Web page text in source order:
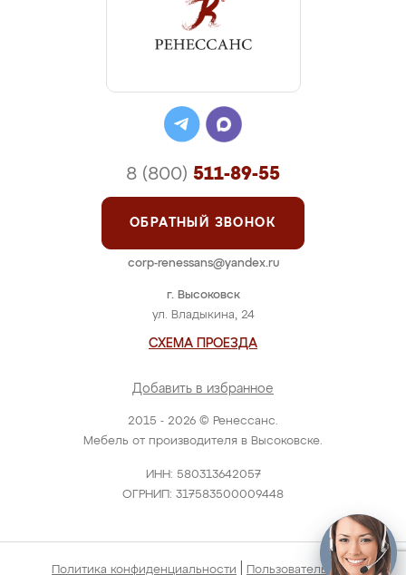
2015 - 2026 © Ренессанс.
Мебель от производителя в Высоковске.
ИНН: 580313642057
ОГРНИП: 317583500009448
г. Высоковск
ул. Владыкина, 24
СХЕМА ПРОЕЗДА
Добавить в избранное
8 (800) 511-89-55
ОБРАТНЫЙ ЗВОНОК
corp-renessans@yandex.ru
Политика конфиденциальности Пользовательское